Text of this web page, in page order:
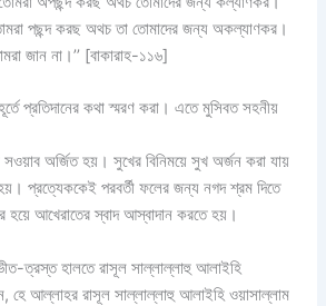
পছন্দ করছ অথচ তা তোমাদের জন্য অকল্যাণকর।
জান না।’’ [বাকারাহ-১১৬]
প্রতিদানের কথা স্মরণ করা। এতে মুসিবত সহনীয়
সওয়াব অর্জিত হয়। সুখের বিনিময়ে সুখ অর্জন করা যায়
প্রত্যেককেই পরবর্তী ফলের জন্য নগদ শ্রম দিতে
হয়ে আখেরাতের স্বাদ আস্বাদান করতে হয়।
ত্রস্ত হালতে রাসূল সাল্লাল্লাহু আলাইহি
হে আল্লাহর রাসূল সাল্লাল্লাহু আলাইহি ওয়াসাল্লাম